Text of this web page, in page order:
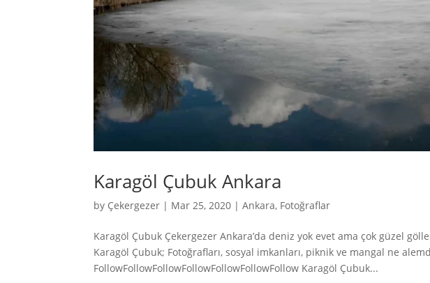
Karagöl Çubuk Ankara
by Çekergezer | Mar 25, 2020 |Ankara, Fotoğraflar
Karagöl Çubuk Çekergezer Ankara’da deniz yok evet ama çok güzel
Karagöl Çubuk; Fotoğrafları, sosyal imkanları, piknik ve mangal ne
FollowFollowFollowFollowFollowFollowFollow Karagöl Çubuk...